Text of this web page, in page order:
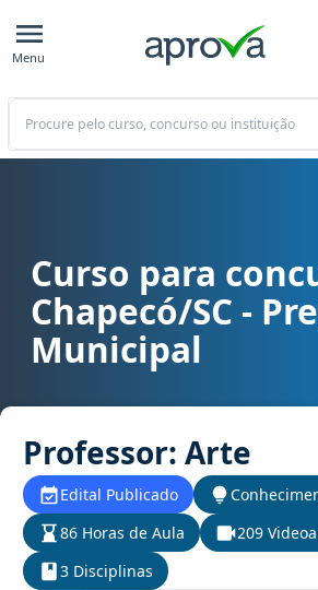
Menu
Buscar
Curso para concurso Chapecó/SC -
Curso para
Chapecó/SC -
Municipal
Professor: Arte
Edital Publicado
86 Horas de Aula
209
3 Disciplinas